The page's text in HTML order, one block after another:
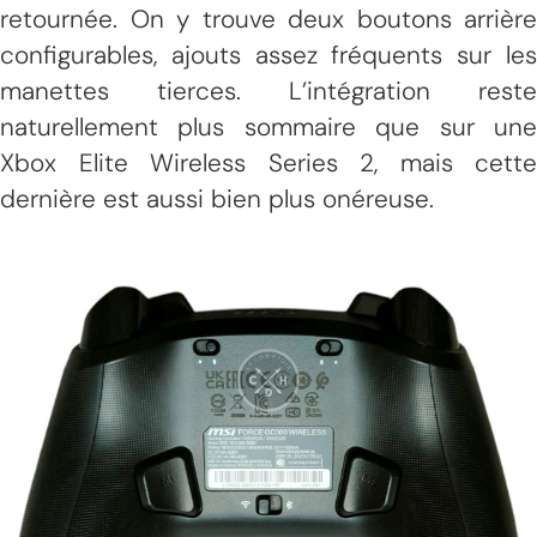
retournée. On y trouve deux boutons arrière
configurables, ajouts assez fréquents sur les
manettes tierces. L’intégration reste
naturellement plus sommaire que sur une
Xbox Elite Wireless Series 2, mais cette
dernière est aussi bien plus onéreuse.